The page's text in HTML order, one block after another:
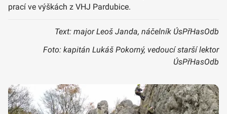
prací ve výškách z VHJ Pardubice.
Text: major Leoš Janda, náčelník ÚsPřHasOdb
Foto: kapitán Lukáš Pokorný, vedoucí starší lektor
ÚsPřHasOdb